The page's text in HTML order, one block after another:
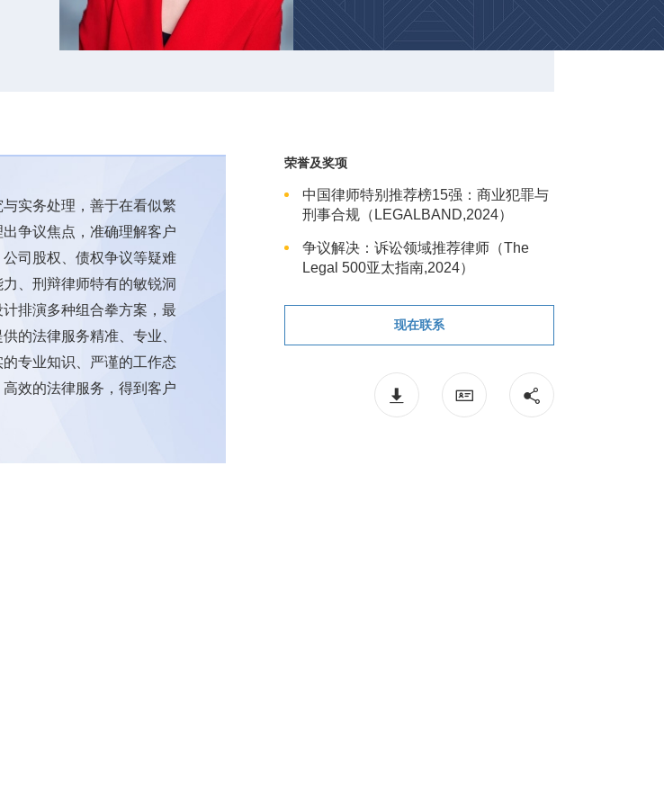
实务处理，善于在看似繁
争议焦点，准确理解客户
司股权、债权争议等疑难
、刑辩律师特有的敏锐洞
排演多种组合拳方案，最
的法律服务精准、专业、
专业知识、严谨的工作态
效的法律服务，得到客户
荣誉及奖项
中国律师特别推荐榜15强：商业犯罪与
刑事合规（LEGALBAND,2024）
争议解决：诉讼领域推荐律师（The
Legal 500亚太指南,2024）
现在联系